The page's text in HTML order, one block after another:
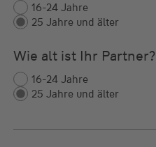
16-24 Jahre
25 Jahre und älter
Wie alt ist Ihr Partner?
16-24 Jahre
25 Jahre und älter